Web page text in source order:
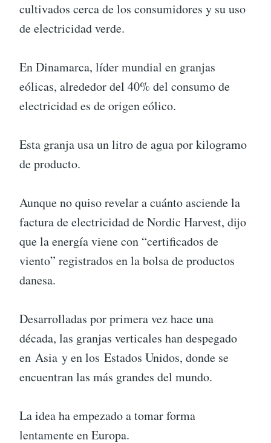
cultivados cerca de los consumidores y su uso
de electricidad verde.
En Dinamarca, líder mundial en granjas
eólicas, alrededor del 40% del consumo de
electricidad es de origen eólico.
Esta granja usa un litro de agua por kilogramo
de producto.
Aunque no quiso revelar a cuánto asciende la
factura de electricidad de Nordic Harvest, dijo
que la energía viene con “certificados de
viento” registrados en la bolsa de productos
danesa.
Desarrolladas por primera vez hace una
década, las granjas verticales han despegado
en Asia y en los Estados Unidos, donde se
encuentran las más grandes del mundo.
La idea ha empezado a tomar forma
lentamente en Europa.